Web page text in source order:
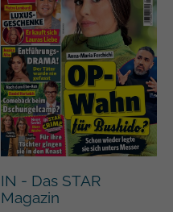
IN - Das STAR
Magazin